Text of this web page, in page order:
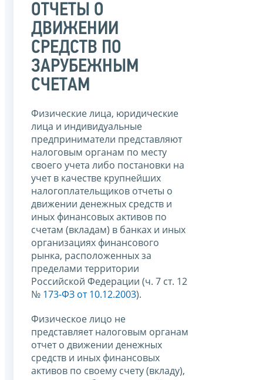
ОТЧЕТЫ О
ДВИЖЕНИИ
СРЕДСТВ ПО
ЗАРУБЕЖНЫМ
СЧЕТАМ
Физические лица, юридические
лица и индивидуальные
предприниматели представляют
налоговым органам по месту
своего учета либо постановки на
учет в качестве крупнейших
налогоплательщиков отчеты о
движении денежных средств и
иных финансовых активов по
счетам (вкладам) в банках и иных
организациях финансового
рынка, расположенных за
пределами территории
Российской Федерации (ч. 7 ст. 12
№ 173-ФЗ от 10.12.2003).
Физическое лицо не
представляет налоговым органам
отчет о движении денежных
средств и иных финансовых
активов по своему счету (вкладу),